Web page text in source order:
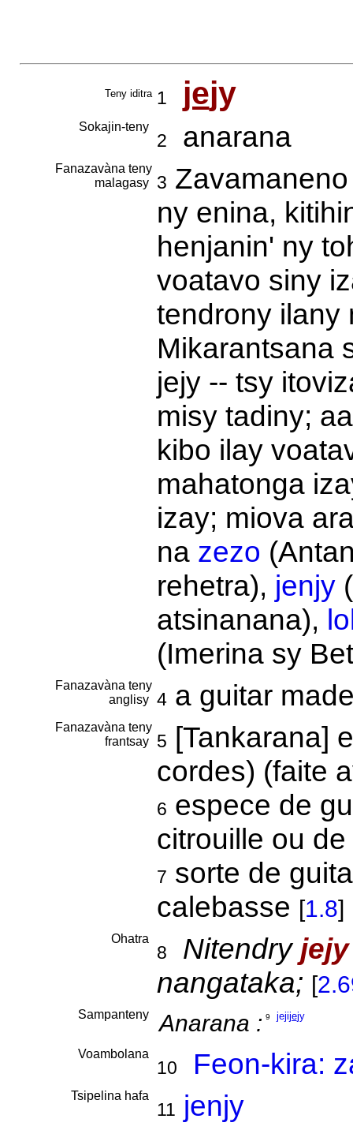
Teny iditra 1 jejy
Sokajin-teny
2 anarana
Fanazavàna teny
malagasy
3
ny enina,
henjanin' ny
voatavo siny
tendrony ilany
Mikarantsana
jejy -- tsy
misy tadiny;
kibo ilay
mahatonga
izay; miova
na zezo
rehetra), jenjy
atsinanana),
(Imerina sy
Fanazavàna teny
anglisy 4a guitar
Fanazavàna teny
frantsay
5 [Tankarana]
cordes) (faite
6 espece de
citrouille ou
7 sorte de
calebasse [1.8]
Ohatra
8 Nitendry jejy
nangataka; [
Sampanteny Anarana : 9 jejijejy
Voambolana
10 Feon-kira:
Tsipelina hafa
11 jenjy